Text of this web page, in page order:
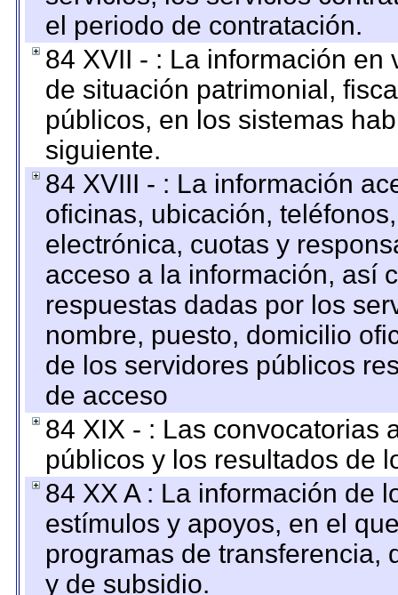
el periodo de contratación.
84 XVII - : La información
de situación patrimonial,
públicos, en los sistemas
siguiente.
84 XVIII - : La información
oficinas, ubicación,
electrónica, cuotas y
acceso a la información, así
respuestas dadas por los
nombre, puesto, domicilio
de los servidores públicos
de acceso
84 XIX - : Las convocatorias
públicos y los resultados de
84 XX A : La información de
estímulos y apoyos, en el
programas de transferencia,
y de subsidio.